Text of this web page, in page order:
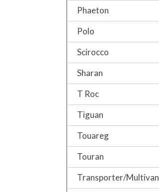
Phaeton
Polo
Scirocco
Sharan
T Roc
Tiguan
Touareg
Touran
Transporter/Multivan